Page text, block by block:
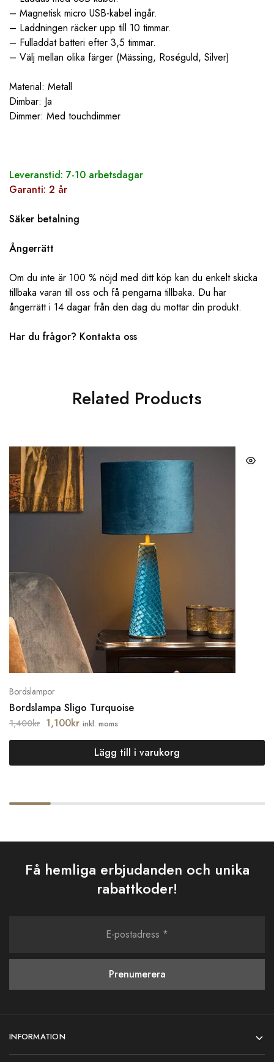
– Magnetisk micro USB-kabel ingår.
– Laddningen räcker upp till 10 timmar.
– Fulladdat batteri efter 3,5 timmar.
– Välj mellan olika färger (Mässing, Roséguld, Silver)
Material: Metall
Dimbar: Ja
Dimmer: Med touchdimmer
Leveranstid: 7-10 arbetsdagar
Garanti: 2 år
Säker betalning
Ångerrätt
Om du inte är 100 % nöjd med ditt köp kan du enkelt skicka
tillbaka varan till oss och få pengarna tillbaka. Du har
ångerrätt i 14 dagar från den dag du mottar din produkt.
Har du frågor? ‌‌ Kontakta oss
Related Products
Bordslampor
Bordslampa Sligo Turquoise
1,400kr 1,100kr inkl. moms
Lägg till i varukorg
Få hemliga erbjudanden och unika
rabattkoder!
INFORMATION